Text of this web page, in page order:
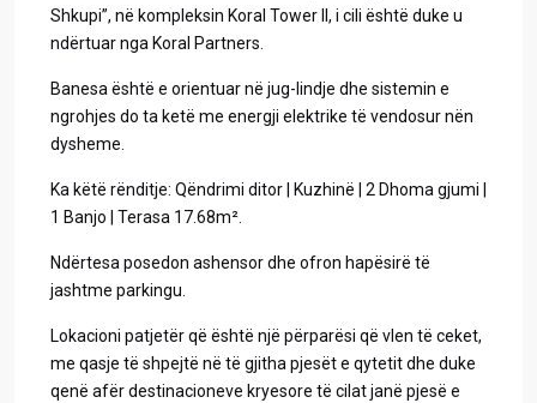
Shkupi”, në kompleksin Koral Tower II, i cili është duke u
ndërtuar nga Koral Partners.
Banesa është e orientuar në jug-lindje dhe sistemin e
ngrohjes do ta ketë me energji elektrike të vendosur nën
dysheme.
Ka këtë rënditje: Qëndrimi ditor | Kuzhinë | 2 Dhoma gjumi |
1 Banjo | Terasa 17.68m².
Ndërtesa posedon ashensor dhe ofron hapësirë të
jashtme parkingu.
Lokacioni patjetër që është një përparësi që vlen të ceket,
me qasje të shpejtë në të gjitha pjesët e qytetit dhe duke
qenë afër destinacioneve kryesore të cilat janë pjesë e